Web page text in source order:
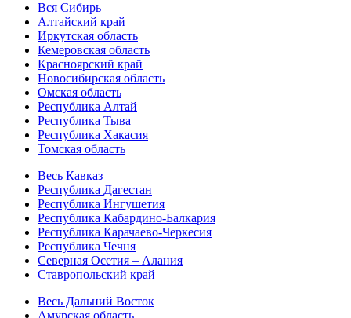
Вся Сибирь
Алтайский край
Иркутская область
Кемеровская область
Красноярский край
Новосибирская область
Омская область
Республика Алтай
Республика Тыва
Республика Хакасия
Томская область
Весь Кавказ
Республика Дагестан
Республика Ингушетия
Республика Кабардино-Балкария
Республика Карачаево-Черкесия
Республика Чечня
Северная Осетия – Алания
Ставропольский край
Весь Дальний Восток
Амурская область